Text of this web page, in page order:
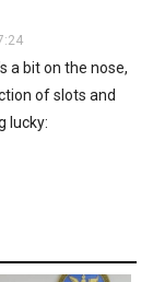
a bit on the nose,
of slots and
lucky: